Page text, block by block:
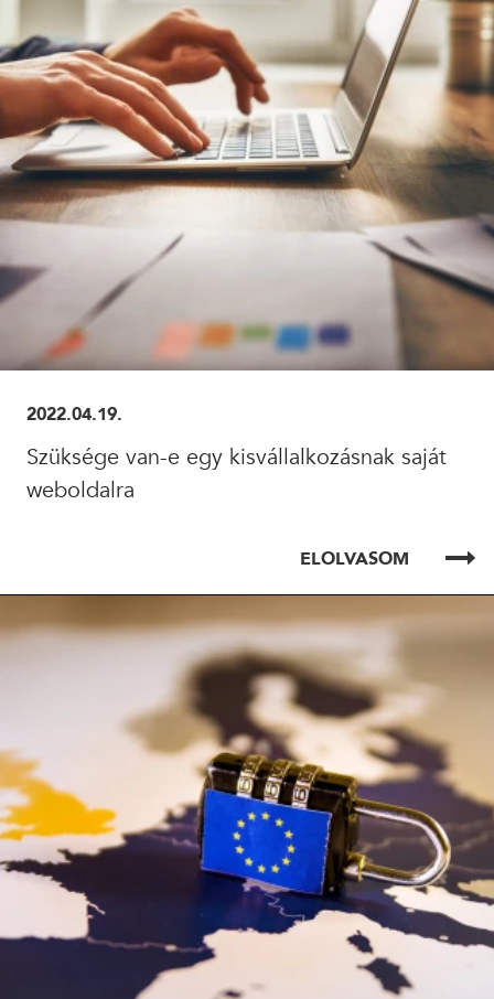
ELOLVASOM
2022.04.19.
Szüksége van-e egy kisvállalkozásnak saját
weboldalra
ELOLVASOM
ELOLVASOM